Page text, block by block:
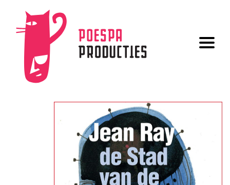
UITGAVEN
AUTEURS
OVER ONS